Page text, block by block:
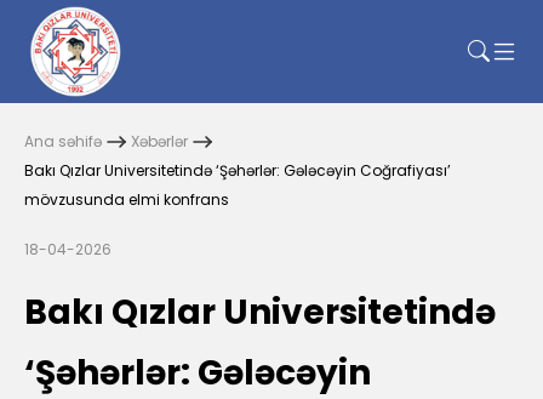
Ana səhifə
Xəbərlər
Bakı Qızlar Universitetində ‘Şəhərlər: Gələcəyin Coğrafiyası’
mövzusunda elmi konfrans
18-04-2026
Bakı Qızlar Universitetində
‘Şəhərlər: Gələcəyin